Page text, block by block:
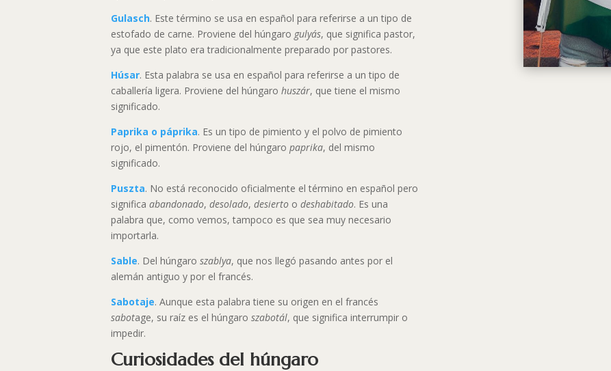
Gulasch. Este término se usa en español para referirse a un tipo de
estofado de carne. Proviene del húngaro gulyás, que significa pastor,
ya que este plato era tradicionalmente preparado por pastores.
Húsar. Esta palabra se usa en español para referirse a un tipo de
caballería ligera. Proviene del húngarohuszár, que tiene el mismo
significado.
Paprika o páprika. Es un tipo de pimiento y el polvo de pimiento
rojo, el pimentón. Proviene del húngaropaprika, del mismo
significado.
Puszta. No está reconocido oficialmente el término en español pero
significaabandonado,desolado,desierto odeshabitado. Es una
palabra que, como vemos, tampoco es que sea muy necesario
importarla.
Sable. Del húngaroszablya, que nos llegó pasando antes por el
alemán antiguo y por el francés.
Sabotaje. Aunque esta palabra tiene su origen en el francés
sabotage, su raíz es el húngaroszabotál, que significa interrumpir o
impedir.
Curiosidades del húngaro